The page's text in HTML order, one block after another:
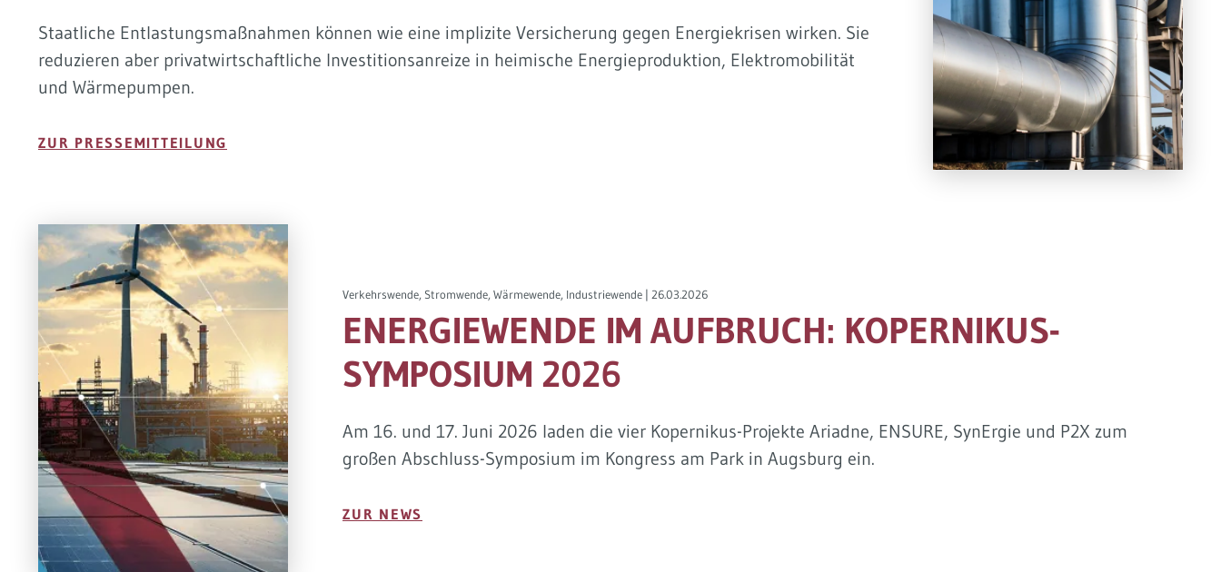
Staatliche Entlastungsmaßnahmen können wie eine implizite Versicherung gegen Energiekrisen wirken. Sie
reduzieren aber privatwirtschaftliche Investitionsanreize in heimische Energieproduktion, Elektromobilität
und Wärmepumpen.
ZUR PRESSEMITTEILUNG
Verkehrswende, Stromwende, Wärmewende, Industriewende | 26.03.2026
ENERGIEWENDE IM AUFBRUCH: KOPERNIKUS-
SYMPOSIUM 2026
Am 16. und 17. Juni 2026 laden die vier Kopernikus-Projekte Ariadne, ENSURE, SynErgie und P2X zum
großen Abschluss-Symposium im Kongress am Park in Augsburg ein.
ZUR NEWS